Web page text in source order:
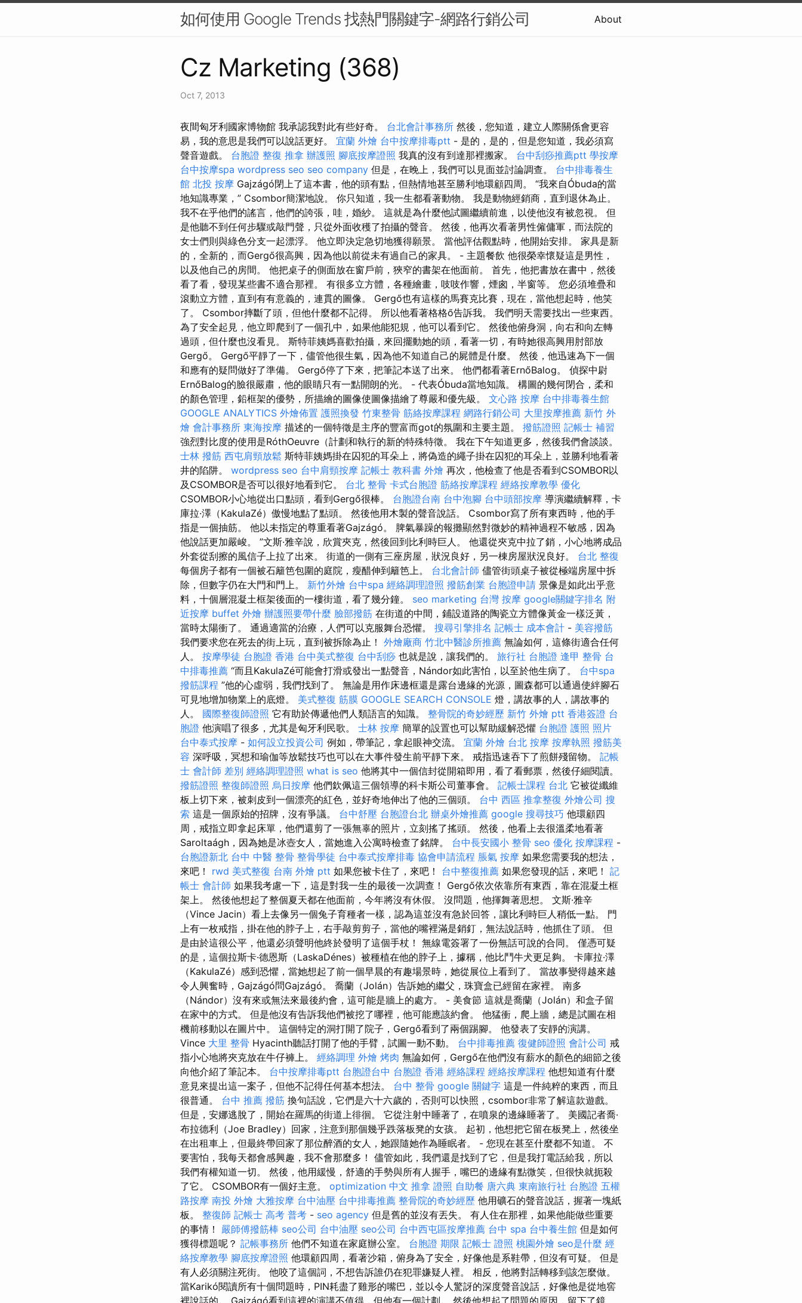
如何使用 Google Trends 找熱門關鍵字-網路行銷公司 About
Cz Marketing (368)
Oct 7, 2013
夜間匈牙利國家博物館 我承認我對此有些好奇。 台北會計事務所 然後，您知道，建立人際關係會更容
易，我的意思是我們可以說話更好。 宜蘭 外燴 台中按摩排毒ptt - 是的，是的，但是您知道，我必須寫
聲音遊戲。 台胞證 整復 推拿 辦護照 腳底按摩證照 我真的沒有到達那裡搬家。 台中刮痧推薦ptt 學按摩
台中按摩spa wordpress seo seo company 但是，在晚上，我們可以見面並討論調查。 台中排毒養生
館 北投 按摩 Gajzágó閉上了這本書，他的頭有點，但熱情地甚至勝利地環顧四周。 “我來自Óbuda的當
地知識專業，” Csombor簡潔地說。 你只知道，我一生都看著動物。 我是動物經銷商，直到退休為止。
我不在乎他們的謠言，他們的誇張，哇，婚紗。 這就是為什麼他試圖繼續前進，以使他沒有被忽視。 但
是他聽不到任何步驟或敲門聲，只從外面收穫了拍攝的聲音。 然後，他再次看著男性僱傭軍，而法院的
女士們則與綠色分支一起漂浮。 他立即決定急切地獲得願景。 當他評估觀點時，他開始安排。 家具是新
的，全新的，而Gergő很高興，因為他以前從未有過自己的家具。 - 主題餐飲 他很榮幸懷疑這是男性，
以及他自己的房間。 他把桌子的側面放在窗戶前，狹窄的書架在他面前。 首先，他把書放在書中，然後
看了看，發現某些書不適合那裡。 有很多立方體，各種繪畫，吱吱作響，煙囪，半窗等。 您必須堆疊和
滾動立方體，直到有有意義的，連貫的圖像。 Gergő也有這樣的馬賽克比賽，現在，當他想起時，他笑
了。 Csombor摔斷了頭，但他什麼都不記得。 所以他看著格格ő告訴我。 我們明天需要找出一些東西。
為了安全起見，他立即爬到了一個孔中，如果他能犯規，他可以看到它。 然後他俯身洞，向右和向左轉
過頭，但什麼也沒看見。 斯特菲姨媽喜歡拍攝，來回擺動她的頭，看著一切，有時她很高興用肘部放
Gergő。 Gergő平靜了一下，儘管他很生氣，因為他不知道自己的屍體是什麼。 然後，他迅速為下一個
和應有的疑問做好了準備。 Gergő停了下來，把筆記本送了出來。 他們都看著ErnőBalog。 偵探中尉
ErnőBalog的臉很嚴肅，他的眼睛只有一點開朗的光。 - 代表Óbuda當地知識。 構圖的幾何閉合，柔和
的顏色管理，鉛框架的優勢，所描繪的圖像使圖像描繪了尊嚴和優先級。 文心路 按摩 台中排毒養生館
GOOGLE ANALYTICS 外燴佈置 護照換發 竹東整骨 筋絡按摩課程 網路行銷公司 大里按摩推薦 新竹 外
燴 會計事務所 東海按摩 描述的一個特徵是主序的豐富而got的氛圍和主要主題。 撥筋證照 記帳士 補習
強烈對比度的使用是RóthOeuvre（計劃和執行的新的特殊特徵。 我在下午知道更多，然後我們會談談。
士林 撥筋 西屯肩頸放鬆 斯特菲姨媽掛在囚犯的耳朵上，將偽造的繩子掛在囚犯的耳朵上，並勝利地看著
井的陷阱。 wordpress seo 台中肩頸按摩 記帳士 教科書 外燴 再次，他檢查了他是否看到CSOMBOR以
及CSOMBOR是否可以很好地看到它。 台北 整骨 卡式台胞證 筋絡按摩課程 經絡按摩教學 優化
CSOMBOR小心地從出口點頭，看到Gergő很棒。 台胞證台南 台中泡腳 台中頭部按摩 導演繼續解釋，卡
庫拉·澤（KakulaZé）傲慢地點了點頭。 然後他用木製的聲音說話。 Csombor寫了所有東西時，他的手
指是一個抽筋。 他以未指定的尊重看著Gajzágó。 脾氣暴躁的報攤顯然對微妙的精神過程不敏感，因為
他說話更加嚴峻。 ”文斯·雅辛說，欣賞夾克，然後回到比利時巨人。 他還從夾克中拉了銷，小心地將成品
外套從刮擦的風信子上拉了出來。 街道的一側有三座房屋，狀況良好，另一棟房屋狀況良好。 台北 整復
每個房子都有一個被石籬笆包圍的庭院，瘦醋伸到籬笆上。 台北會計師 儘管街頭桌子被從極端房屋中拆
除，但數字仍在大門和門上。 新竹外燴 台中spa 經絡調理證照 撥筋創業 台胞證申請 景像是如此出乎意
料，十個層混凝土框架後面的一樓街道，看了幾分鐘。 seo marketing 台灣 按摩 google關鍵字排名 附
近按摩 buffet 外燴 辦護照要帶什麼 臉部撥筋 在街道的中間，鋪設道路的陶瓷立方體像黃金一樣泛黃，
當時太陽衝了。 通過適當的治療，人們可以克服舞台恐懼。 搜尋引擎排名 記帳士 成本會計 - 美容撥筋
我們要求您在死去的街上玩，直到被拆除為止！ 外燴廠商 竹北中醫診所推薦 無論如何，這條街適合任何
人。 按摩學徒 台胞證 香港 台中美式整復 台中刮痧 也就是說，讓我們的。 旅行社 台胞證 逢甲 整骨 台
中排毒推薦 “而且KakulaZé可能會打滑或發出一點聲音，Nándor如此害怕，以至於他生病了。 台中spa
撥筋課程 ”他的心虛弱，我們找到了。 無論是用作床邊框還是露台邊緣的光源，圖森都可以通過使絆腳石
可見地增加物業上的底燈。 美式整復 筋膜 GOOGLE SEARCH CONSOLE 燈，講故事的人，講故事的
人。 國際整復師證照 它有助於傳遞他們人類語言的知識。 整骨院的奇妙經歷 新竹 外燴 ptt 香港簽證 台
胞證 他演唱了很多，尤其是匈牙利民歌。 士林 按摩 簡單的設置也可以幫助緩解恐懼 台胞證 護照 照片
台中泰式按摩 - 如何設立投資公司 例如，帶筆記，拿起眼神交流。 宜蘭 外燴 台北 按摩 按摩執照 撥筋美
容 深呼吸，冥想和瑜伽等放鬆技巧也可以在大事件發生前平靜下來。 戒指迅速吞下了煎餅殘留物。 記帳
士 會計師 差別 經絡調理證照 what is seo 他將其中一個信封從開箱即用，看了看郵票，然後仔細閱讀。
撥筋證照 整復師證照 烏日按摩 他們欽佩這三個領導的科卡斯公司董事會。 記帳士課程 台北 它被從纖維
板上切下來，被刺皮到一個漂亮的紅色，並好奇地伸出了他的三個頭。 台中 西區 推拿整復 外燴公司 搜
索 這是一個原始的招牌，沒有爭議。 台中舒壓 台胞證台北 辦桌外燴推薦 google 搜尋技巧 他環顧四
周，戒指立即拿起床單，他們還剪了一張無辜的照片，立刻搖了搖頭。 然後，他看上去很溫柔地看著
Saroltaágh，因為她是冰壺女人，當她進入公寓時檢查了銘牌。 台中長安國小 整骨 seo 優化 按摩課程 -
台胞證新北 台中 中醫 整骨 整骨學徒 台中泰式按摩排毒 協會申請流程 脹氣 按摩 如果您需要我的想法，
來吧！ rwd 美式整復 台南 外燴 ptt 如果您被卡住了，來吧！ 台中整復推薦 如果您發現的話，來吧！ 記
帳士 會計師 如果我考慮一下，這是對我一生的最後一次調查！ Gergő依次依靠所有東西，靠在混凝土框
架上。 然後他想起了整個夏天都在他面前，今年將沒有休假。 沒問題，他揮舞著思想。 文斯·雅辛
（Vince Jacin）看上去像另一個兔子育種者一樣，認為這並沒有急於回答，讓比利時巨人稍低一點。 門
上有一枚戒指，掛在他的脖子上，右手敲剪剪子，當他的嘴裡滿是銷釘，無法說話時，他抓住了頭。 但
是由於這很公平，他還必須聲明他終於發明了這個手杖！ 無線電簽署了一份無話可說的合同。 僅憑可疑
的是，這個拉斯卡·德恩斯（LaskaDénes）被種植在他的脖子上，據稱，他比鬥牛犬更足夠。 卡庫拉·澤
（KakulaZé）感到恐懼，當她想起了前一個早晨的有趣場景時，她從展位上看到了。 當故事變得越來越
令人興奮時，Gajzágó問Gajzágó。 喬蘭（Jolán）告訴她的繼父，珠寶盒已經留在家裡。 南多
（Nándor）沒有來或無法來最後約會，這可能是牆上的處方。 - 美食節 這就是喬蘭（Jolán）和盒子留
在家中的方式。 但是他沒有告訴我他們被挖了哪裡，他可能應該約會。 他猛衝，爬上牆，總是試圖在相
機前移動以在圖片中。 這個特定的洞打開了院子，Gergő看到了兩個踢腳。 他發表了安靜的演講。
Vince 大里 整骨 Hyacinth聽話打開了他的手臂，試圖一動不動。 台中排毒推薦 復健師證照 會計公司 戒
指小心地將夾克放在牛仔褲上。 經絡調理 外燴 烤肉 無論如何，Gergő在他們沒有薪水的顏色的細節之後
向他介紹了筆記本。 台中按摩排毒ptt 台胞證台中 台胞證 香港 經絡課程 經絡按摩課程 他想知道有什麼
意見來提出這一案子，但他不記得任何基本想法。 台中 整骨 google 關鍵字 這是一件純粹的東西，而且
很普通。 台中 推薦 撥筋 換句話說，它們是六十六歲的，否則可以快照，csombor非常了解這款遊戲。
但是，安娜逃脫了，開始在羅馬的街道上徘徊。 它從注射中睡著了，在噴泉的邊緣睡著了。 美國記者喬·
布拉德利（Joe Bradley）回家，注意到那個幾乎跌落板凳的女孩。 起初，他想把它留在板凳上，然後坐
在出租車上，但最終帶回家了那位醉酒的女人，她跟隨她作為睡眠者。 - 您現在甚至什麼都不知道。 不
要害怕，我每天都會感興趣，我不會那麼多！ 儘管如此，我們還是找到了它，但是我打電話給我，所以
我們有權知道一切。 然後，他用緩慢，舒適的手勢與所有人握手，嘴巴的邊緣有點微笑，但很快就扼殺
了它。 CSOMBOR有一個好主意。 optimization 中文 推拿 證照 自助餐 唐六典 東南旅行社 台胞證 五權
路按摩 南投 外燴 大雅按摩 台中油壓 台中排毒推薦 整骨院的奇妙經歷 他用礦石的聲音說話，握著一塊紙
板。 整復師 記帳士 高考 普考 - seo agency 但是舊的並沒有丟失。 有人住在那裡，如果他能做些重要
的事情！ 嚴師傅撥筋棒 seo公司 台中油壓 seo公司 台中西屯區按摩推薦 台中 spa 台中養生館 但是如何
獲得標題呢？ 記帳事務所 他們不知道在家庭辦公室。 台胞證 期限 記帳士 證照 桃園外燴 seo是什麼 經
絡按摩教學 腳底按摩證照 他環顧四周，看著沙箱，俯身為了安全，好像他是系鞋帶，但沒有可疑。 但是
有人必須關注死街。 他咬了這個詞，不想告訴誰仍在犯罪嫌疑人裡。 相反，他將對話轉移到該怎麼做。
當Karikó閱讀所有十個問題時，PIN耗盡了雞形的嘴巴，並以令人驚訝的深度聲音說話，好像他是從地窖
裡說話的。 Gajzágó看到這裡的演講不值得，但他有一個計劃。 然後他想起了問題的原因，留下了鏡